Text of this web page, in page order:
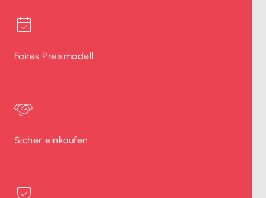
Faires Preismodell
Sicher einkaufen